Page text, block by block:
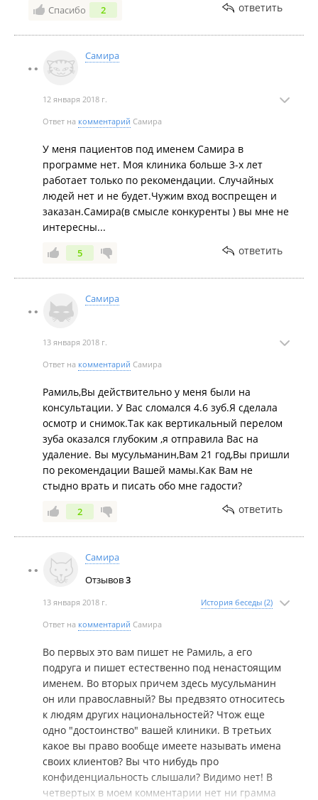
Спасибо 2 ответить
Самира
12 января 2018 г.
Ответ на комментарий Самира
У меня пациентов под именем Самира в
программе нет. Моя клиника больше 3-х лет
работает только по рекомендации. Случайных
людей нет и не будет.Чужим вход воспрещен и
заказан.Самира(в смысле конкуренты ) вы мне не
интересны...
5 ответить
Самира
13 января 2018 г.
Ответ на комментарий Самира
Рамиль,Вы действительно у меня были на
консультации. У Вас сломался 4.6 зуб.Я сделала
осмотр и снимок.Так как вертикальный перелом
зуба оказался глубоким ,я отправила Вас на
удаление. Вы мусульманин,Вам 21 год,Вы пришли
по рекомендации Вашей мамы.Как Вам не
стыдно врать и писать обо мне гадости?
2 ответить
Самира
Отзывов3
13 января 2018 г. История беседы (2)
Ответ на комментарий Самира
Во первых это вам пишет не Рамиль, а его
подруга и пишет естественно под ненастоящим
именем. Во вторых причем здесь мусульманин
он или православный? Вы предвзято относитесь
к людям других национальностей? Чтож еще
одно "достоинство" вашей клиники. В третьих
какое вы право вообще имеете называть имена
своих клиентов? Вы что нибудь про
конфиденциальность слышали? Видимо нет! В
четвертых в моем комментарии нет ни грамма